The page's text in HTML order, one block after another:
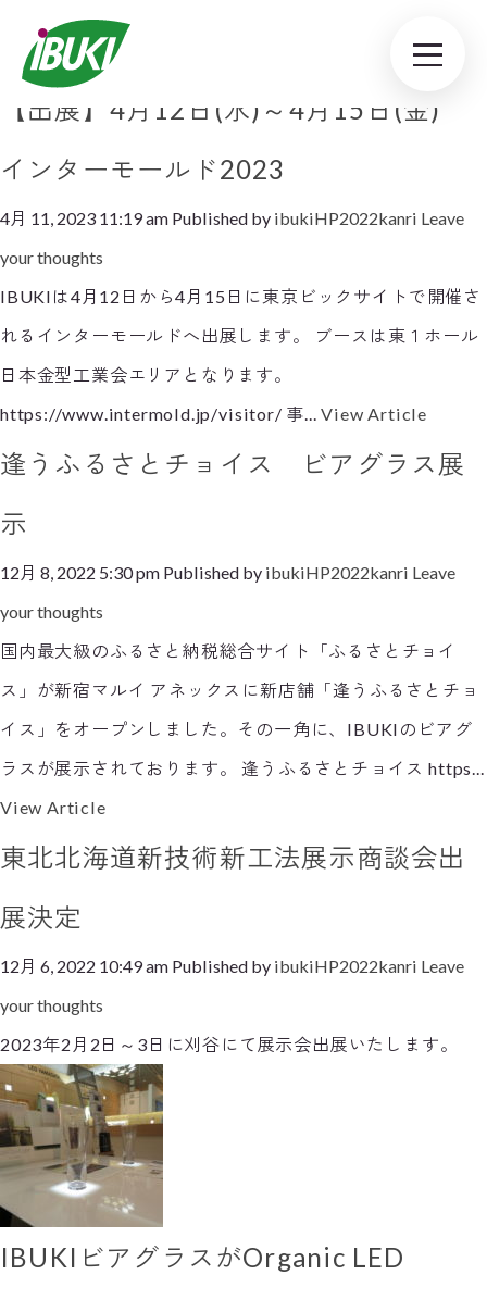
Tag Archive: 出展
【出展】4月12日(水)～4月15日(金)
インターモールド2023
4月 11, 2023 11:19 am Published by ibukiHP2022kanri Leave
your thoughts
IBUKIは4月12日から4月15日に東京ビックサイトで開催さ
れるインターモールドへ出展します。 ブースは東１ホール
日本金型工業会エリアとなります。
https://www.intermold.jp/visitor/ 事...View Article
逢うふるさとチョイス ビアグラス展
示
12月 8, 2022 5:30 pm Published by ibukiHP2022kanri Leave
your thoughts
国内最大級のふるさと納税総合サイト「ふるさとチョイ
ス」が新宿マルイ アネックスに新店舗「逢うふるさとチョ
イス」をオープンしました。その一角に、IBUKIのビアグ
ラスが展示されております。 逢うふるさとチョイス https...
View Article
東北北海道新技術新工法展示商談会出
展決定
12月 6, 2022 10:49 am Published by ibukiHP2022kanri Leave
your thoughts
2023年2月2日～3日に刈谷にて展示会出展いたします。
IBUKIビアグラスがOrganic LED